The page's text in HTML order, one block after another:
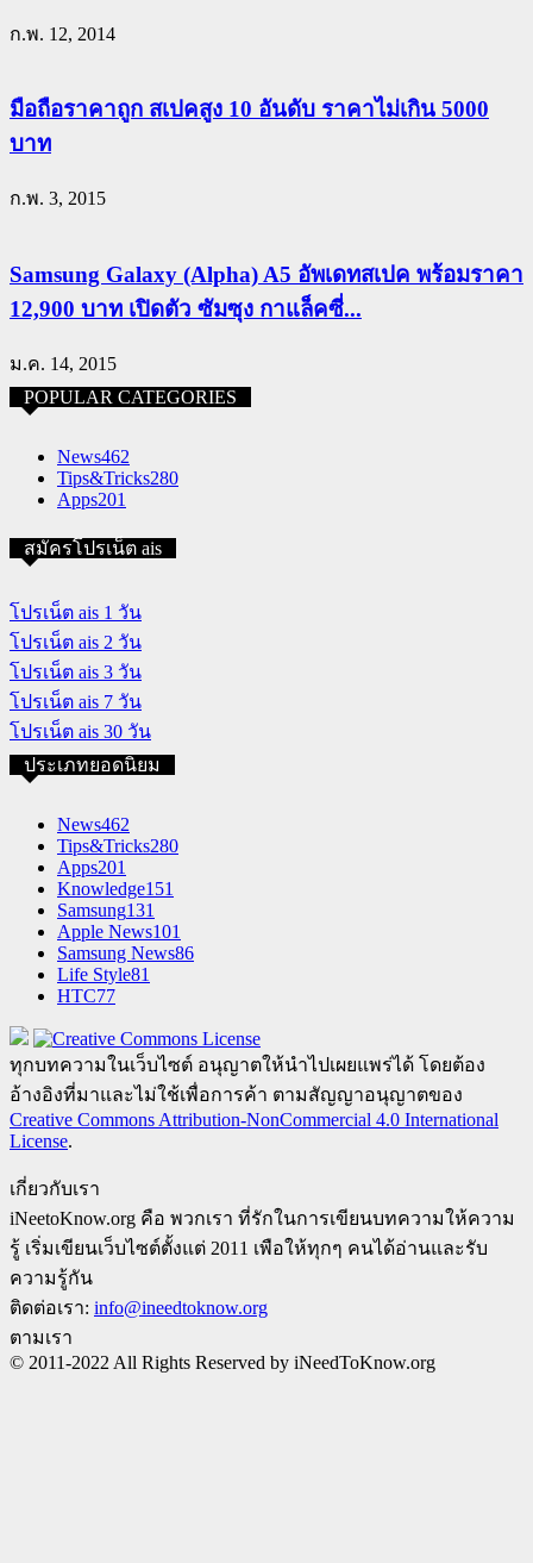
ก.พ. 12, 2014
มือถือราคาถูก สเปคสูง 10 อันดับ ราคาไม่เกิน 5000
บาท
ก.พ. 3, 2015
Samsung Galaxy (Alpha) A5 อัพเดทสเปค พร้อมราคา
12,900 บาท เปิดตัว ซัมซุง กาแล็คซี่...
ม.ค. 14, 2015
POPULAR CATEGORIES
News462
Tips&Tricks280
Apps201
สมัครโปรเน็ต ais
โปรเน็ต ais 1 วัน
โปรเน็ต ais 2 วัน
โปรเน็ต ais 3 วัน
โปรเน็ต ais 7 วัน
โปรเน็ต ais 30 วัน
ประเภทยอดนิยม
News462
Tips&Tricks280
Apps201
Knowledge151
Samsung131
Apple News101
Samsung News86
Life Style81
HTC77
ทุกบทความในเว็บไซต์ อนุญาตให้นำไปเผยแพร่ได้ โดยต้อง
อ้างอิงที่มาและไม่ใช้เพื่อการค้า ตามสัญญาอนุญาตของ
Creative Commons Attribution-NonCommercial 4.0 International
License.
เกี่ยวกับเรา
iNeetoKnow.org คือ พวกเรา ที่รักในการเขียนบทความให้ความ
รู้ เริ่มเขียนเว็บไซต์ตั้งแต่ 2011 เพือให้ทุกๆ คนได้อ่านและรับ
ความรู้กัน
ติดต่อเรา: info@ineedtoknow.org
ตามเรา
© 2011-2022 All Rights Reserved by iNeedToKnow.org